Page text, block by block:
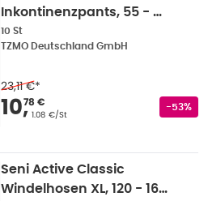
Inkontinenzpants, 55 - 85
cm, 1200 ml 10 St
10 St
TZMO Deutschland GmbH
23,11 €*
Verkaufspreis
10,
78 €
Grundpreis
1.08 €/St
-53%
Seni Active Classic
Windelhosen XL, 120 - 160